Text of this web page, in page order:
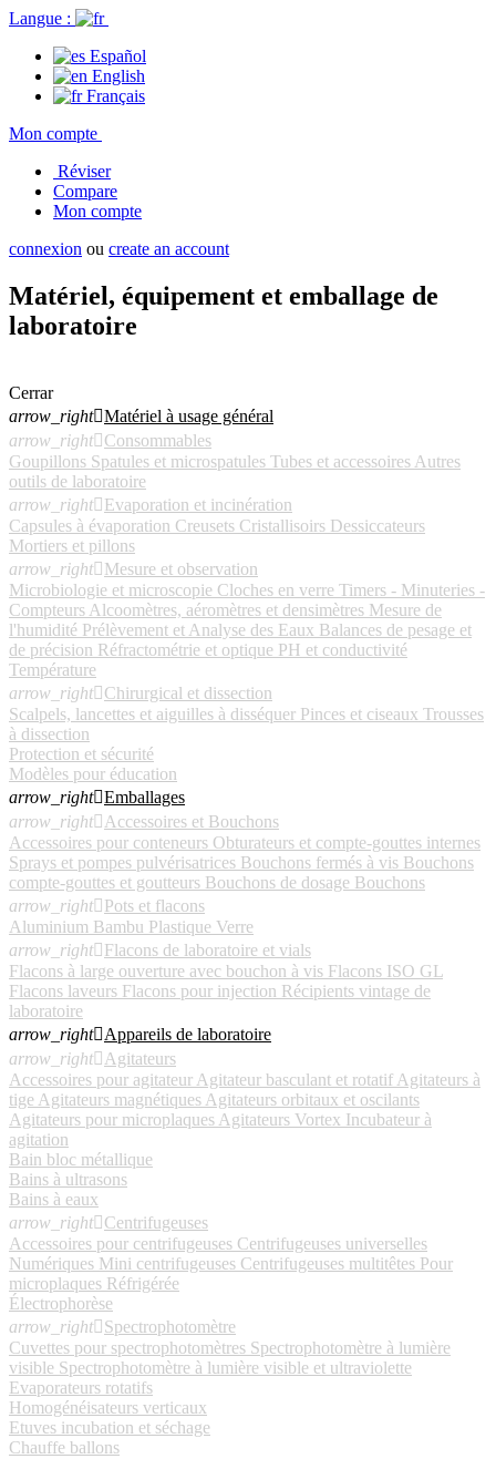
Langue :
Español
English
Français
Mon compte
Réviser
Compare
Mon compte
connexion ou create an account
Matériel, équipement et emballage de
laboratoire
Cerrar
arrow_rightMatériel à usage général
arrow_right Consommables
Goupillons Spatules et microspatules Tubes et accessoires Autres
outils de laboratoire
arrow_right Evaporation et incinération
Capsules à évaporation Creusets Cristallisoirs Dessiccateurs
Mortiers et pillons
arrow_right Mesure et observation
Microbiologie et microscopie Cloches en verre Timers - Minuteries -
Compteurs Alcoomètres, aéromètres et densimètres Mesure de
l'humidité Prélèvement et Analyse des Eaux Balances de pesage et
de précision Réfractométrie et optique PH et conductivité
Température
arrow_right Chirurgical et dissection
Scalpels, lancettes et aiguilles à disséquer Pinces et ciseaux Trousses
à dissection
Protection et sécurité
Modèles pour éducation
arrow_rightEmballages
arrow_right Accessoires et Bouchons
Accessoires pour conteneurs Obturateurs et compte-gouttes internes
Sprays et pompes pulvérisatrices Bouchons fermés à vis Bouchons
compte-gouttes et goutteurs Bouchons de dosage Bouchons
arrow_right Pots et flacons
Aluminium Bambu Plastique Verre
arrow_right Flacons de laboratoire et vials
Flacons à large ouverture avec bouchon à vis Flacons ISO GL
Flacons laveurs Flacons pour injection Récipients vintage de
laboratoire
arrow_rightAppareils de laboratoire
arrow_right Agitateurs
Accessoires pour agitateur Agitateur basculant et rotatif Agitateurs à
tige Agitateurs magnétiques Agitateurs orbitaux et oscilants
Agitateurs pour microplaques Agitateurs Vortex Incubateur à
agitation
Bain bloc métallique
Bains à ultrasons
Bains à eaux
arrow_right Centrifugeuses
Accessoires pour centrifugeuses Centrifugeuses universelles
Numériques Mini centrifugeuses Centrifugeuses multitêtes Pour
microplaques Réfrigérée
Électrophorèse
arrow_right Spectrophotomètre
Cuvettes pour spectrophotomètres Spectrophotomètre à lumière
visible Spectrophotomètre à lumière visible et ultraviolette
Evaporateurs rotatifs
Homogénéisateurs verticaux
Etuves incubation et séchage
Chauffe ballons